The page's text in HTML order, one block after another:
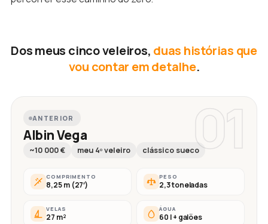
Dos meus cinco veleiros, duas histórias que
vou contar em detalhe.
01
ANTERIOR
Albin Vega
~10 000 € meu 4º veleiro clássico sueco
COMPRIMENTO
8,25 m (27′)
PESO
2,3 toneladas
VELAS
27 m²
ÁGUA
60 l + galões